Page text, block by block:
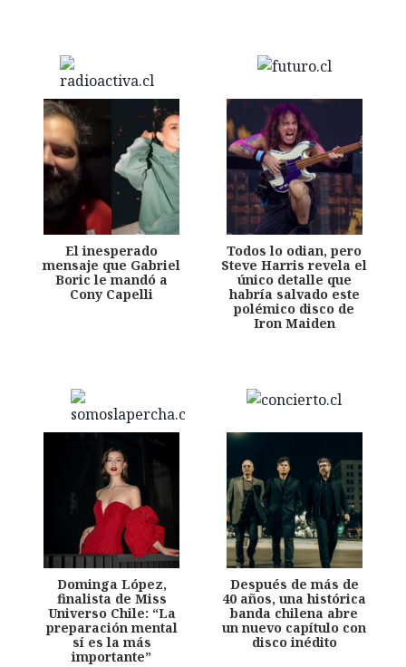
El inesperado
mensaje que Gabriel
Boric le mandó a
Cony Capelli
Todos lo odian, pero
Steve Harris revela el
único detalle que
habría salvado este
polémico disco de
Iron Maiden
Dominga López,
finalista de Miss
Universo Chile: “La
preparación mental
sí es la más
importante”
Después de más de
40 años, una histórica
banda chilena abre
un nuevo capítulo con
disco inédito